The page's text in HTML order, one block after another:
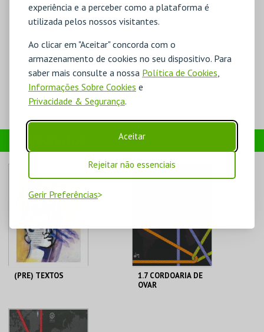
experiência e a perceber como a plataforma é
utilizada pelos nossos visitantes.
Ao clicar em "Aceitar" concorda com o
armazenamento de cookies no seu dispositivo. Para
saber mais consulte a nossa Política de Cookies,
Informações Sobre Cookies e
Privacidade & Segurança.
Aceitar
Rejeitar não essenciais
Gerir Preferências
(PRE) TEXTOS
1.7 CORDOARIA DE
OVAR